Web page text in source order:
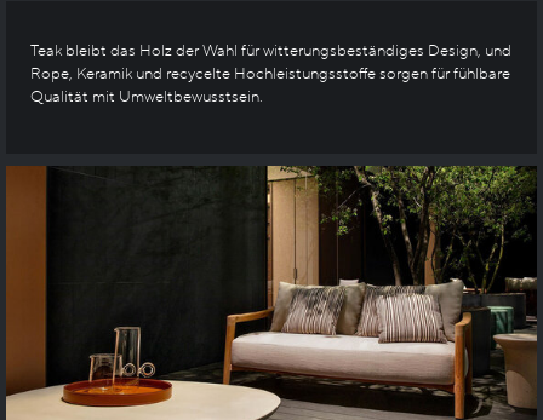
Teak bleibt das Holz der Wahl für witterungsbeständiges Design, und
Rope, Keramik und recycelte Hochleistungsstoffe sorgen für fühlbare
Qualität mit Umweltbewusstsein.